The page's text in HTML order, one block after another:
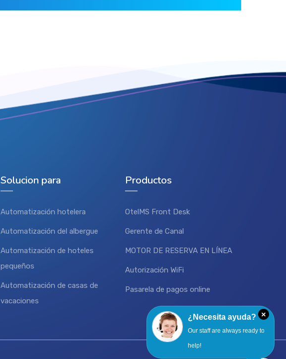
×
¿Necesita ayuda?
Our staff are always ready to
help!
Solucion para
Automatización hotelera
Automatización del albergue
Automatización de hoteles
pequeños
Automatización de casas de
vacaciones
Productos
OtelMS Front Desk
Gerente de Canal
MOTOR DE RESERVA EN LÍNEA
Autorización WiFi
Pasarela de pagos online